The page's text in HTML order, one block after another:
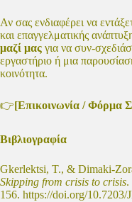
Αν σας ενδιαφέρει να
και επαγγελματικής
μαζί μας για να συν-
εργαστήριο ή μια
κοινότητα.
👉[Επικοινωνία / Φόρμα
Βιβλιογραφία
Gkerlektsi, T., & Dimaki-
Skipping from crisis to crisis.
156. https://doi.org/10.7203/